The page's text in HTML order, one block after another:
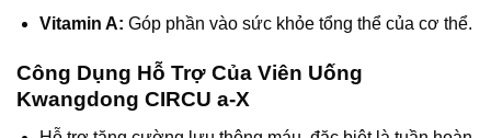
Vitamin A: Góp phần vào sức khỏe tổng thể của cơ thể.
Công Dụng Hỗ Trợ Của Viên Uống
Kwangdong CIRCU a-X